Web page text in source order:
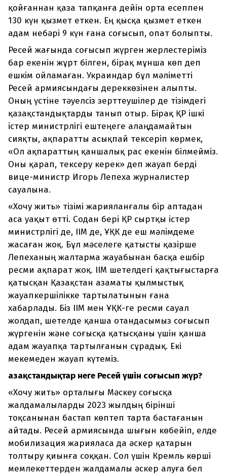
қойғаннан қаза тапқанға дейін орта есеппен
130 күн қызмет еткен. Ең қысқа қызмет еткен
адам небәрі 9 күн ғана соғысып, опат болыпты.
Ресей жағында соғысып жүрген жерлестеріміз
бар екенін жұрт білген, бірақ мұнша көп деп
ешкім ойламаған. Украиндар бұл мәліметті
Ресей армиясындағы дереккөзінен алыпты.
Оның үстіне тәуелсіз зерттеушілер де тізімдегі
қазақстандықтарды танып отыр. Бірақ ҚР ішкі
істер министрлігі ештеңеге алаңдамайтын
сияқты, ақпаратты асықпай тексеріп көрмек,
«Ол ақпараттың қаншалық рас екенін білмейміз.
Оны қарап, тексеру керек» деп жауап берді
вице-министр Игорь Лепеха журналистер
сауалына.
«Хочу жить» тізімі жарияланғалы бір аптадан
аса уақыт өтті. Содан бері ҚР сыртқы істер
министрлігі де, ІІМ де, ҰҚК де еш мәлімдеме
жасаған жоқ. Бұл мәселеге қатысты қазірше
Лепеханың жалтарма жауабынан басқа ешбір
ресми ақпарат жоқ. ІІМ шетелдегі қақтығыстарға
қатысқан Қазақстан азаматы қылмыстық
жауапкершілікке тартылатынын ғана
хабарлады. Біз ІІМ мен ҰҚК-ге ресми сауал
жолдап, шетелде қанша отандасымыз соғысып
жүргенін және соғысқа қатысқаны үшін қанша
адам жауапқа тартылғанын сұрадық. Екі
мекемеден жауап күтеміз.
Қазақстандықтар неге Ресей үшін соғысып жүр?
«Хочу жить» орталығы Мәскеу соғысқа
жалдамалыларды 2023 жылдың бірінші
тоқсанынан бастап көптеп тарта бастағанын
айтады. Ресей армиясында шығын көбейіп, елде
мобилизация жарияласа да әскер қатарын
толтыру қиынға соққан. Сол үшін Кремль көрші
мемлекеттерден жалдамалы әскер алуға бел